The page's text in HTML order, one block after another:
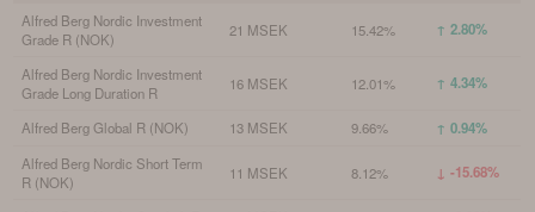
Alfred Berg Nordic Investment
Grade R (NOK)
21 MSEK 15.42% ↑ 2.80%
Alfred Berg Nordic Investment
Grade Long Duration R
16 MSEK 12.01% ↑ 4.34%
Alfred Berg Global R (NOK) 13 MSEK 9.66% ↑ 0.94%
Alfred Berg Nordic Short Term
R (NOK)
11 MSEK 8.12% ↓ -15.68%